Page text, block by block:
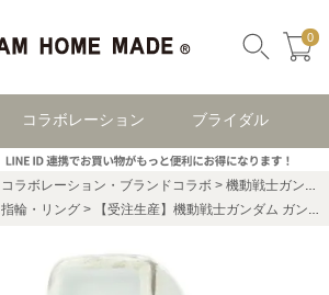
0
コラボレーション ブライダル
コラボレーション・ブランドコラボ
機動戦士ガンダム コラボレーション
指輪・リング 【受注生産】機動戦士ガンダム ガンダムフェイスリング -WHITE-